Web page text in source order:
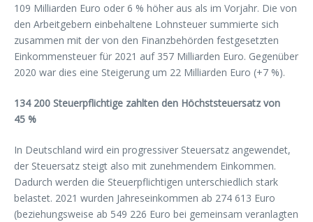
109 Milliarden Euro oder 6 % höher aus als im Vorjahr. Die von
den Arbeitgebern einbehaltene Lohnsteuer summierte sich
zusammen mit der von den Finanzbehörden festgesetzten
Einkommensteuer für 2021 auf 357 Milliarden Euro. Gegenüber
2020 war dies eine Steigerung um 22 Milliarden Euro (+7 %).
134 200 Steuerpflichtige zahlten den Höchststeuersatz von
45 %
In Deutschland wird ein progressiver Steuersatz angewendet,
der Steuersatz steigt also mit zunehmendem Einkommen.
Dadurch werden die Steuerpflichtigen unterschiedlich stark
belastet. 2021 wurden Jahreseinkommen ab 274 613 Euro
(beziehungsweise ab 549 226 Euro bei gemeinsam veranlagten